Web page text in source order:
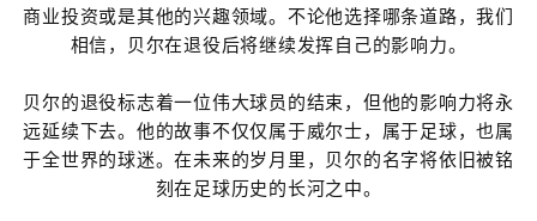
商业投资或是其他的兴趣领域。不论他选择哪条道路，我们
相信，贝尔在退役后将继续发挥自己的影响力。
贝尔的退役标志着一位伟大球员的结束，但他的影响力将永
远延续下去。他的故事不仅仅属于威尔士，属于足球，也属
于全世界的球迷。在未来的岁月里，贝尔的名字将依旧被铭
刻在足球历史的长河之中。